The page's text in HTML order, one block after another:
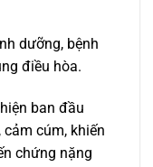
dưỡng, bệnh
điều hòa.
ban đầu
cúm, khiến
chứng nặng